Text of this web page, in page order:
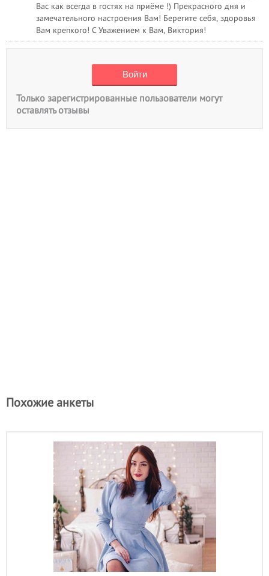
Вас как всегда в гостях на приёме !) Прекрасного дня и
замечательного настроения Вам! Берегите себя, здоровья
Вам крепкого! С Уважением к Вам, Виктория!
Только зарегистрированные пользователи могут
оставлять отзывы
Похожие анкеты